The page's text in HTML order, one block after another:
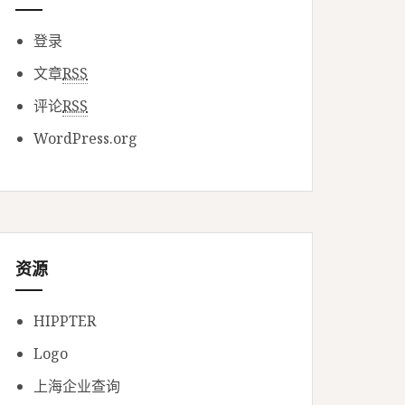
登录
文章RSS
评论RSS
WordPress.org
资源
HIPPTER
Logo
上海企业查询